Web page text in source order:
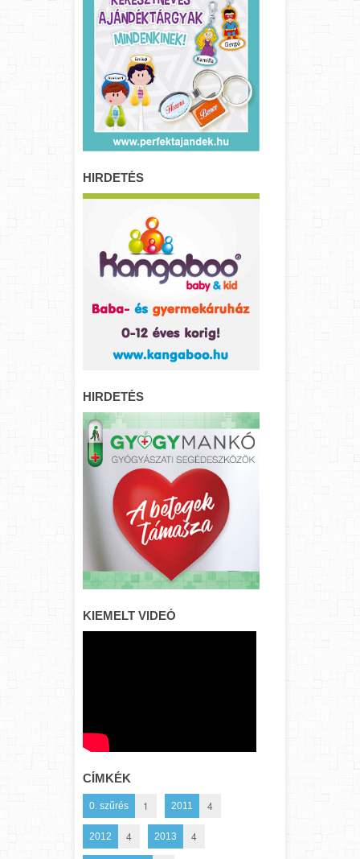
HIRDETÉS
HIRDETÉS
KIEMELT VIDEÓ
CÍMKÉK
0. szűrés 1 2011 4
2012 4 2013 4